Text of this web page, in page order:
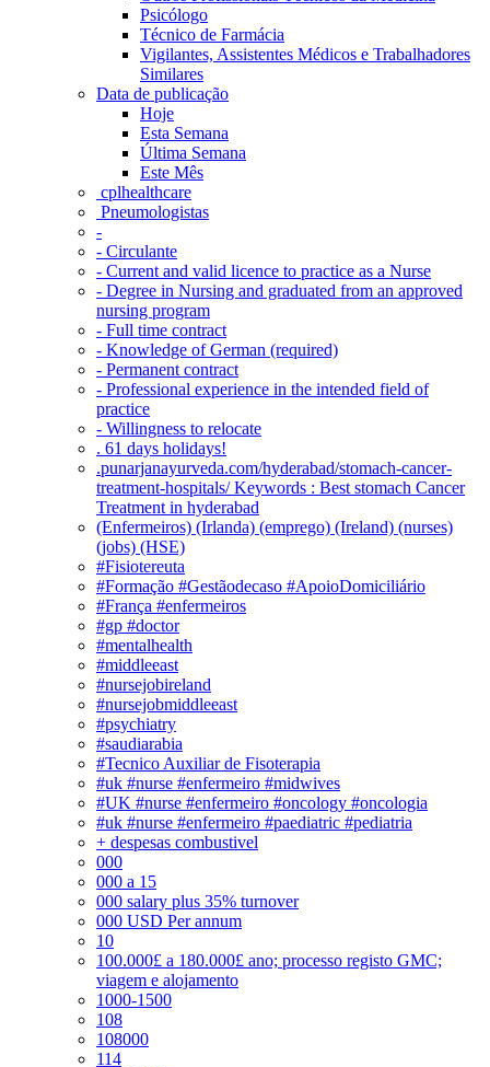
Psicólogo
Técnico de Farmácia
Vigilantes, Assistentes Médicos e Trabalhadores
Similares
Data de publicação
Hoje
Esta Semana
Última Semana
Este Mês
‎ cplhealthcare‬
Pneumologistas
-
- Circulante
- Current and valid licence to practice as a Nurse
- Degree in Nursing and graduated from an approved
nursing program
- Full time contract
- Knowledge of German (required)
- Permanent contract
- Professional experience in the intended field of
practice
- Willingness to relocate
. 61 days holidays!
.punarjanayurveda.com/hyderabad/stomach-cancer-
treatment-hospitals/ Keywords : Best stomach Cancer
Treatment in hyderabad
(Enfermeiros) (Irlanda) (emprego) (Ireland) (nurses)
(jobs) (HSE)
#Fisiotereuta
#Formação #Gestãodecaso #ApoioDomiciliário
#França #enfermeiros
#gp #doctor
#mentalhealth
#middleeast
#nursejobireland
#nursejobmiddleeast
#psychiatry
#saudiarabia
#Tecnico Auxiliar de Fisoterapia
#uk #nurse #enfermeiro #midwives
#UK #nurse #enfermeiro #oncology #oncologia
#uk #nurse #enfermeiro #paediatric #pediatria
+ despesas combustivel
000
000 a 15
000 salary plus 35% turnover
000 USD Per annum
10
100.000£ a 180.000£ ano; processo registo GMC;
viagem e alojamento
1000-1500
108
108000
114